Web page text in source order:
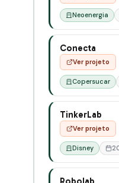
Neoenergia
Conecta
Ver projeto
Copersucar
TinkerLab
Ver projeto
Disney